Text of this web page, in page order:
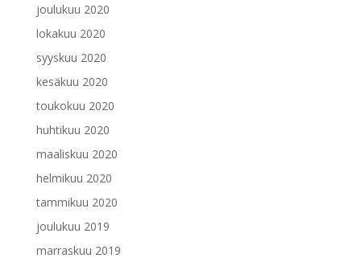
joulukuu 2020
lokakuu 2020
syyskuu 2020
kesäkuu 2020
toukokuu 2020
huhtikuu 2020
maaliskuu 2020
helmikuu 2020
tammikuu 2020
joulukuu 2019
marraskuu 2019